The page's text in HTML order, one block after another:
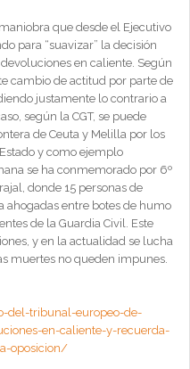
que desde el Ejecutivo
para “suavizar” la decisión
en caliente. Según
cambio de actitud por parte de
justamente lo contrario a
según la CGT, se puede
de Ceuta y Melilla por los
y como ejemplo
se ha conmemorado por 6º
donde 15 personas de
ahogadas entre botes de humo
de la Guardia Civil. Este
y en la actualidad se lucha
muertes no queden impunes.
del-tribunal-europeo-de-
en-caliente-y-recuerda-
oposicion/